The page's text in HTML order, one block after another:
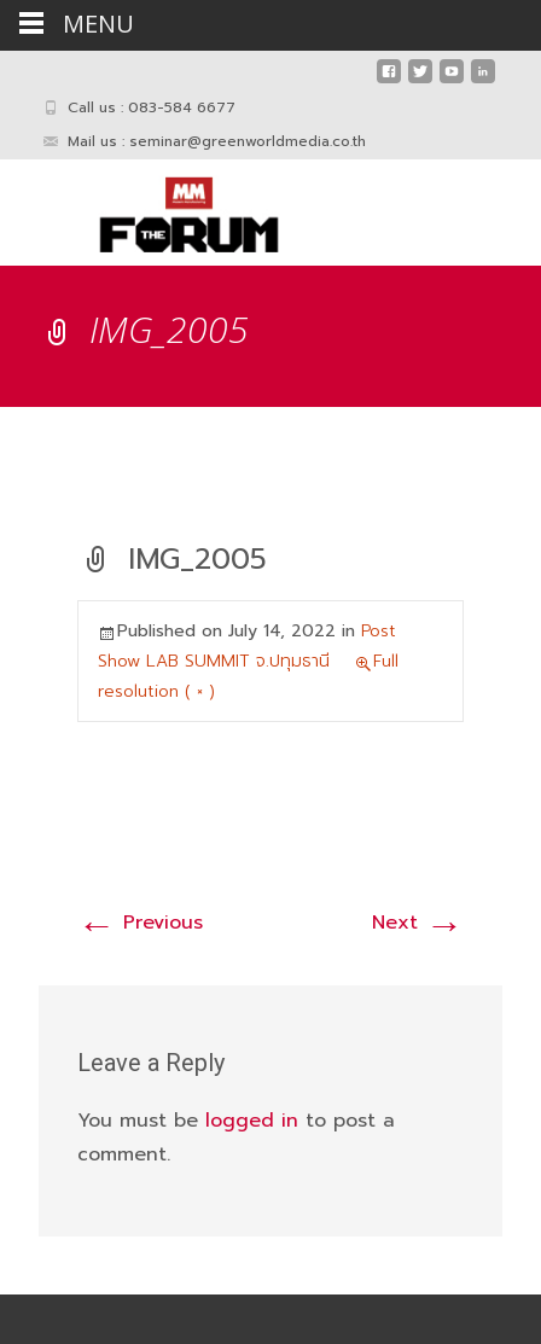
Call us : 083-584 6677
Mail us : seminar@greenworldmedia.co.th
IMG_2005
IMG_2005
Published on July 14, 2022 in Post
Show LAB SUMMIT จ.ปทุมธานี
Full
resolution ( × )
← Previous Next →
Leave a Reply
You must be logged in to post a
comment.
MENU